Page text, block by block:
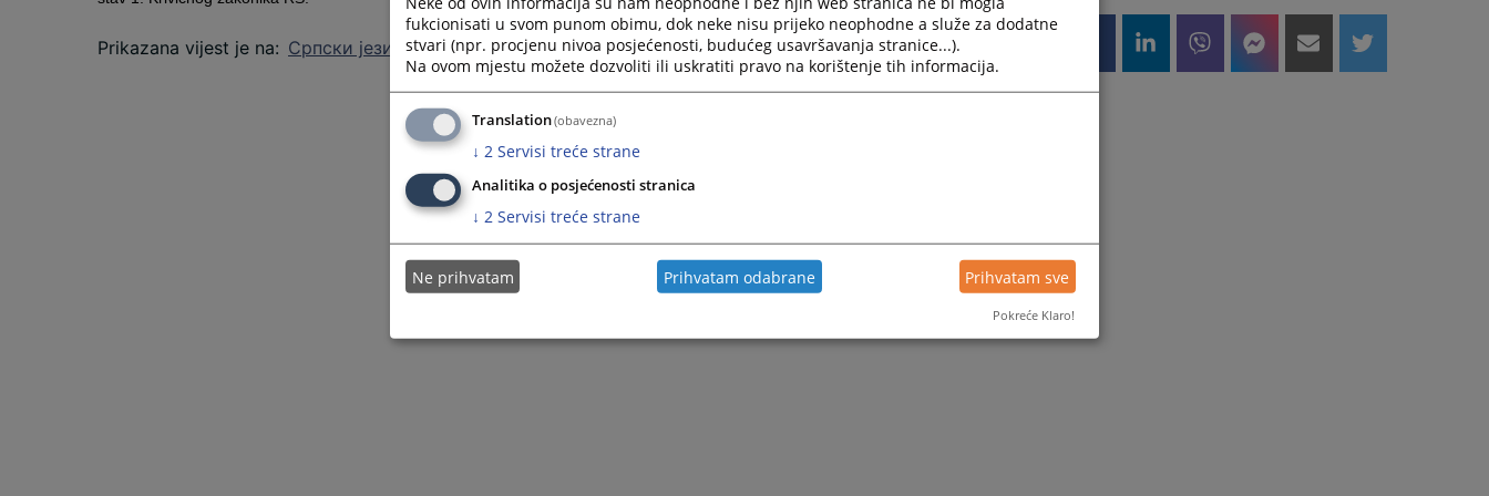
Prikazana vijest je na: Српски језик
fukcionisati u svom punom obimu, dok neke nisu prijeko neophodne a služe za dodatne
stvari (npr. procjenu nivoa posjećenosti, budućeg usavršavanja stranice...).
Na ovom mjestu možete dozvoliti ili uskratiti pravo na korištenje tih informacija.
Translation(obavezna)
↓ 2 Servisi treće strane
Analitika o posjećenosti stranica
↓ 2 Servisi treće strane
Ne prihvatam Prihvatam odabrane Prihvatam sve
Pokreće Klaro!